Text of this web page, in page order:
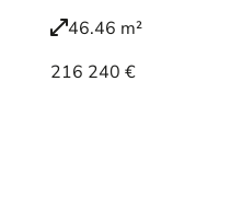
46.46 m²
216 240 €